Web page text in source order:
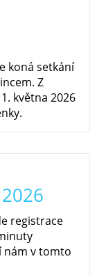
koná setkání
Z
května 2026
registrace
nám v tomto